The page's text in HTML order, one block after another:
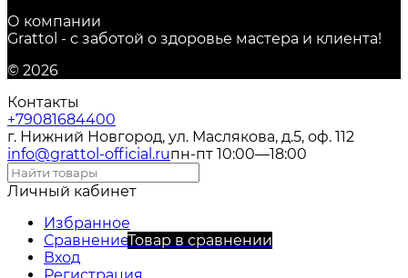
О компании
Grattol - с заботой о здоровье мастера и клиента!
© 2026
Контакты
+79081684400
г. Нижний Новгород, ул. Маслякова, д.5, оф. 112
info@grattol-official.ruпн-пт 10:00—18:00
Личный кабинет
Избранное
СравнениеТовар в сравнении
Вход